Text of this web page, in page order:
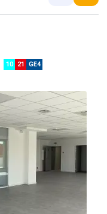
10 21 GE4